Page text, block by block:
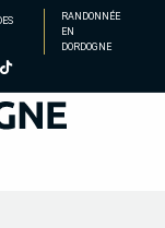
RANDONNÉE
EN
DORDOGNE